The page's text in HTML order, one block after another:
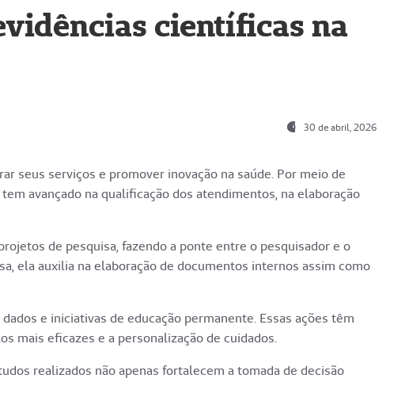
científicas na
30 de abril, 2026
seus serviços e promover inovação na saúde. Por meio de
avançado na qualificação dos atendimentos, na elaboração
de pesquisa, fazendo a ponte entre o pesquisador e o
ela auxilia na elaboração de documentos internos assim como
e iniciativas de educação permanente. Essas ações têm
mais eficazes e a personalização de cuidados.
realizados não apenas fortalecem a tomada de decisão